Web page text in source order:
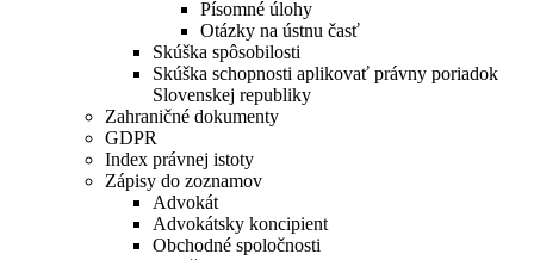
Písomné úlohy
Otázky na ústnu časť
Skúška spôsobilosti
Skúška schopnosti aplikovať právny poriadok
Slovenskej republiky
Zahraničné dokumenty
GDPR
Index právnej istoty
Zápisy do zoznamov
Advokát
Advokátsky koncipient
Obchodné spoločnosti